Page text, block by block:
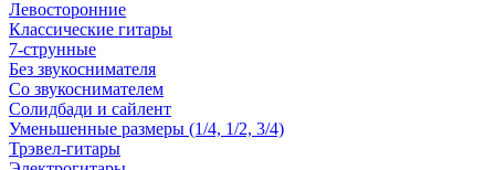
Левосторонние
Классические гитары
7-струнные
Без звукоснимателя
Со звукоснимателем
Солидбади и сайлент
Уменьшенные размеры (1/4, 1/2, 3/4)
Трэвел-гитары